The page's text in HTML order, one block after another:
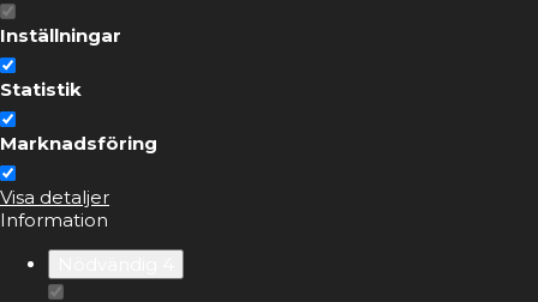
Inställningar
Statistik
Marknadsföring
Visa detaljer
Information